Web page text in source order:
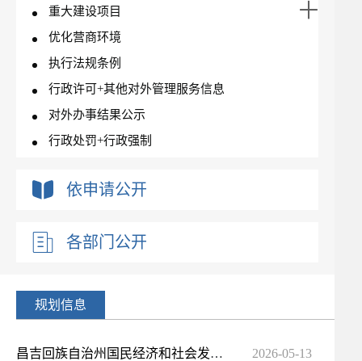
重大建设项目
优化营商环境
执行法规条例
行政许可+其他对外管理服务信息
对外办事结果公示
行政处罚+行政强制
依申请公开
各部门公开
规划信息
昌吉回族自治州国民经济和社会发展第十五个五年规划纲要 2026-05-13